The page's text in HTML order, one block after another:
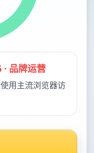
品牌运营
用主流浏览器访